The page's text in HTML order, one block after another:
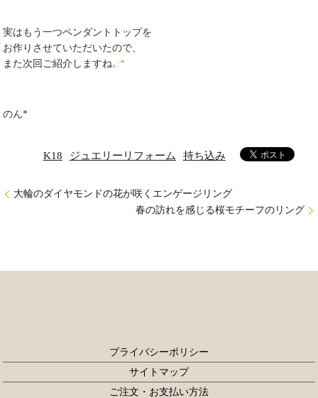
実はもう一つペンダントトップを
お作りさせていただいたので、
また次回ご紹介しますね｡:*
のん*
K18 ジュエリーリフォーム 持ち込み
大輪のダイヤモンドの花が咲くエンゲージリング
春の訪れを感じる桜モチーフのリング
プライバシーポリシー
サイトマップ
ご注文・お支払い方法